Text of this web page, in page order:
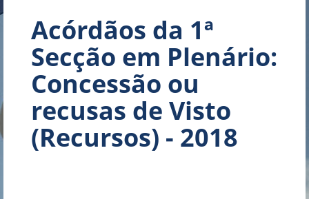
Acórdãos da 1ª
Secção em Plenário:
Concessão ou
recusas de Visto
(Recursos) - 2018